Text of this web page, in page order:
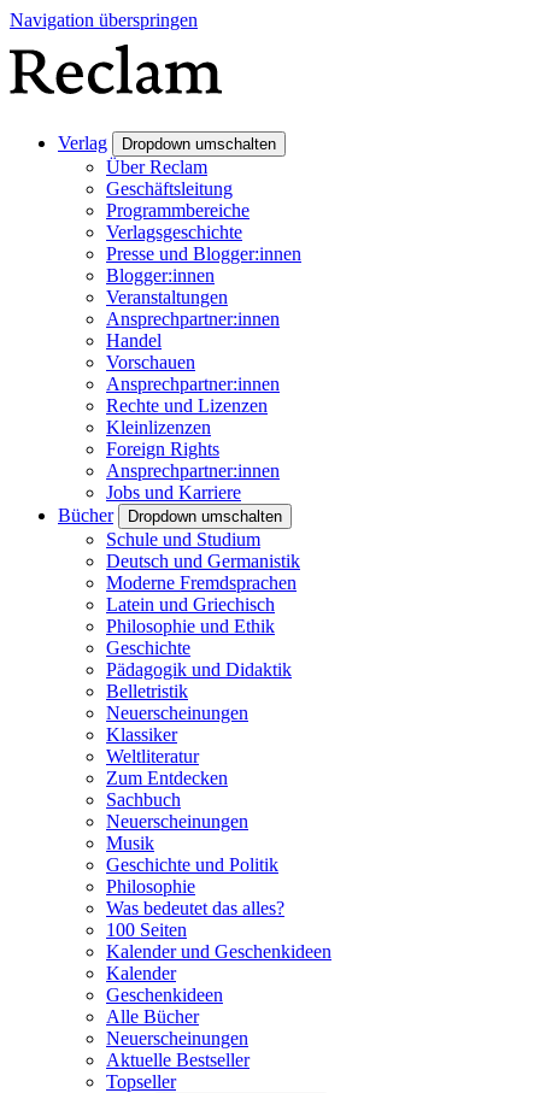
Navigation überspringen
Verlag Dropdown umschalten
Über Reclam
Geschäftsleitung
Programmbereiche
Verlagsgeschichte
Presse und Blogger:innen
Blogger:innen
Veranstaltungen
Ansprechpartner:innen
Handel
Vorschauen
Ansprechpartner:innen
Rechte und Lizenzen
Kleinlizenzen
Foreign Rights
Ansprechpartner:innen
Jobs und Karriere
Bücher
Dropdown umschalten
Schule und Studium
Deutsch und Germanistik
Moderne Fremdsprachen
Latein und Griechisch
Philosophie und Ethik
Geschichte
Pädagogik und Didaktik
Belletristik
Neuerscheinungen
Klassiker
Weltliteratur
Zum Entdecken
Sachbuch
Neuerscheinungen
Musik
Geschichte und Politik
Philosophie
Was bedeutet das alles?
100 Seiten
Kalender und Geschenkideen
Kalender
Geschenkideen
Alle Bücher
Neuerscheinungen
Aktuelle Bestseller
Topseller